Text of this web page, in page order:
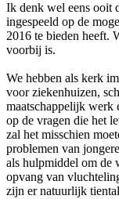
Ik denk wel eens ooit
ingespeeld op de
2016 te bieden heeft.
voorbij is.
We hebben als kerk
voor ziekenhuizen,
maatschappelijk werk
op de vragen die het
zal het misschien
problemen van
als hulpmiddel om de
opvang van
zijn er natuurlijk